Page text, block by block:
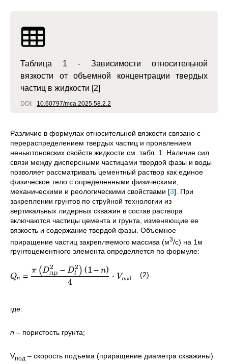
Таблица 1 - Зависимости относительной
вязкости от объемной концентрации твердых
частиц в жидкости [2]
DOI: 10.60797/mca.2025.58.2.2
Различие в формулах относительной вязкости связано с
перераспределением твердых частиц и проявлением
неньютоновских свойств жидкости см. табл. 1. Наличие сил
связи между дисперсными частицами твердой фазы и воды
позволяет рассматривать цементный раствор как единое
физическое тело с определенными физическими,
механическими и реологическими свойствами [3] . При
закреплении грунтов по струйной технологии из
вертикальных лидерных скважин в состав раствора
включаются частицы цемента и грунта, изменяющие ее
вязкость и содержание твердой фазы. Объемное
приращение частиц закрепляемого массива (м3/с) на 1м
грунтоцементного элемента определяется по формуле:
Qч = 4
π (Dгцэ
2 − Dl
2 ) (1− n)
⋅ Vno∂ (2)
где:
n – пористость грунта;
Vпод – скорость подъема (приращение диаметра скважины).